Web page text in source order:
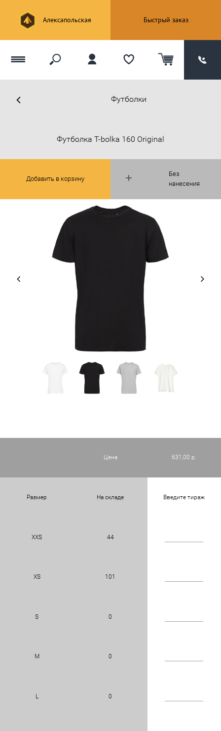
Алексапольская Быстрый заказ
Футболки
Без
нанесения
Футболка T-bolka 160 Original
Добавить в корзину
Цена 631,00 р.
Размер На складе Введите тираж
XXS 44
XS 101
S 0
M 0
L 0